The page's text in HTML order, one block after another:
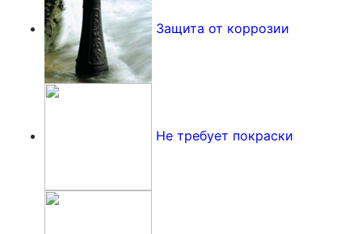
Защита от коррозии
Не требует покраски